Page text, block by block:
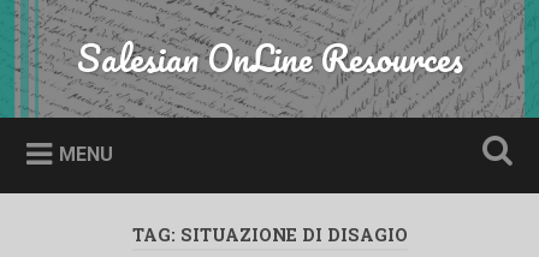
Skip
to
content
Search Salesian OnLine Resources
MENU
TAG: SITUAZIONE DI DISAGIO